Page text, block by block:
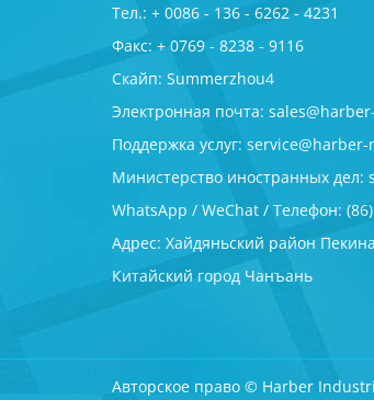
Тел.: + 0086 - 136 - 6262 - 4231
Факс: + 0769 - 8238 - 9116
Скайп: Summerzhou4
Электронная почта:
Поддержка услуг: service@harber-
Министерство иностранных дел:
WhatsApp / WeChat / Телефон:
Адрес: Хайдяньский район
Китайский город Чанъань
Авторское право © Harber